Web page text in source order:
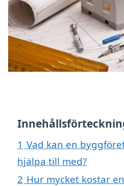
1 Vad kan en
hjälpa till med?
2 Hur mycket kostar